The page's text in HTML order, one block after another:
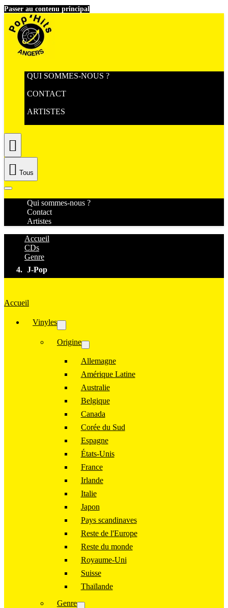
Passer au contenu principal
QUI SOMMES-NOUS ?
CONTACT
ARTISTES

 Tous
Qui sommes-nous ?
Contact
Artistes
Accueil
CDs
Genre
J-Pop
Accueil
Vinyles
Origine
Allemagne
Amérique Latine
Australie
Belgique
Canada
Corée du Sud
Espagne
États-Unis
France
Irlande
Italie
Japon
Pays scandinaves
Reste de l'Europe
Reste du monde
Royaume-Uni
Suisse
Thaïlande
Genre